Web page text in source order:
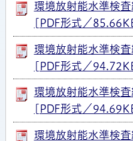
環境放射能水準検
[PDF形式／
環境放射能水準検査
[PDF形式／
環境放射能水準検査
[PDF形式／
環境放射能水準検査